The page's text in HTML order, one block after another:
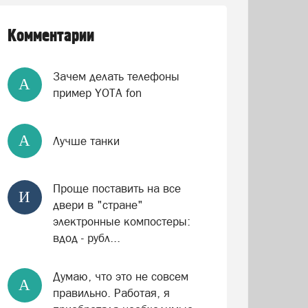
Комментарии
А
Зачем делать телефоны
пример YOTA fon
А Лучше танки
И
Проще поставить на все
двери в "стране"
электронные компостеры:
вдод - рубл...
А
Думаю, что это не совсем
правильно. Работая, я